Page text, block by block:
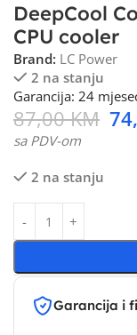
DeepCool
CPU cooler
Brand: LC Power
2 na stanju
Garancija: 24
87,00KM
sa PDV-om
2 na stanju
Garancija i